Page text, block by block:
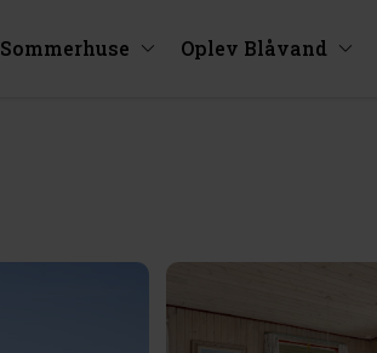
Sommerhuse Oplev Blåvand